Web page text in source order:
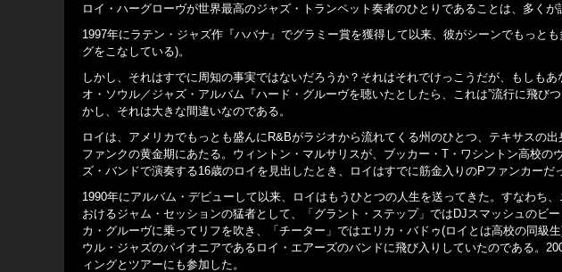
ロイ・ハーグローヴが世界最高のジャズ・トランペット奏者のひとりであることは、多くが
1997年にラテン・ジャズ作『ハバナ』でグラミー賞を獲得して以来、彼がシーンでもっと
グをこなしている)。
しかし、それはすでに周知の事実ではないだろうか？それはそれでけっこうだが、もしも
オ・ソウル／ジャズ・アルバム『ハード・グルーヴを聴いたとしたら、これは”流行に飛び
かし、それは大きな間違いなのである。
ロイは、アメリカでもっとも盛んにR&Bがラジオから流れてくる州のひとつ、テキサスの
ファンクの黄金期にあたる。ウィントン・マルサリスが、ブッカー・T・ワシントン高校の
ズ・バンドで演奏する16歳のロイを見出したとき、ロイはすでに筋金入りのPファンカーだ
1990年にアルバム・デビューして以来、ロイはもうひとつの人生を送ってきた。すなわち
おけるジャム・セッションの猛者として、「グラント・ステップ」ではDJスマッシュのビ
カ・グルーヴに乗ってリフを吹き、「チーター」ではエリカ・バドゥ(ロイとは高校の同級
ウル・ジャズのパイオニアであるロイ・エアーズのバンドに飛び入りしていたのである。
ィングとツアーにも参加した。